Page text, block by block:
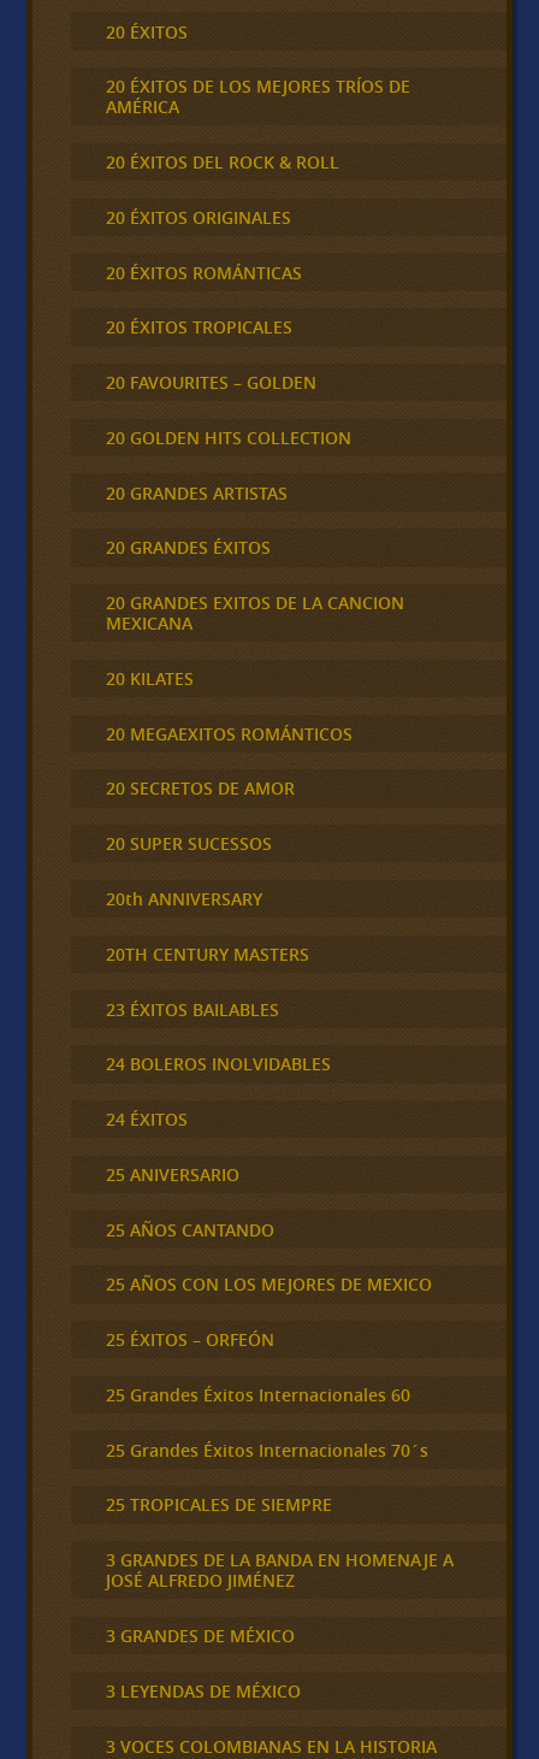
20 ÉXITOS
20 ÉXITOS DE LOS MEJORES TRÍOS DE
AMÉRICA
20 ÉXITOS DEL ROCK & ROLL
20 ÉXITOS ORIGINALES
20 ÉXITOS ROMÁNTICAS
20 ÉXITOS TROPICALES
20 FAVOURITES – GOLDEN
20 GOLDEN HITS COLLECTION
20 GRANDES ARTISTAS
20 GRANDES ÉXITOS
20 GRANDES EXITOS DE LA CANCION
MEXICANA
20 KILATES
20 MEGAEXITOS ROMÁNTICOS
20 SECRETOS DE AMOR
20 SUPER SUCESSOS
20th ANNIVERSARY
20TH CENTURY MASTERS
23 ÉXITOS BAILABLES
24 BOLEROS INOLVIDABLES
24 ÉXITOS
25 ANIVERSARIO
25 AÑOS CANTANDO
25 AÑOS CON LOS MEJORES DE MEXICO
25 ÉXITOS – ORFEÓN
25 Grandes Éxitos Internacionales 60
25 Grandes Éxitos Internacionales 70´s
25 TROPICALES DE SIEMPRE
3 GRANDES DE LA BANDA EN HOMENAJE A
JOSÉ ALFREDO JIMÉNEZ
3 GRANDES DE MÉXICO
3 LEYENDAS DE MÉXICO
3 VOCES COLOMBIANAS EN LA HISTORIA